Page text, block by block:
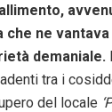
che ne
demaniale.
tra i
del locale